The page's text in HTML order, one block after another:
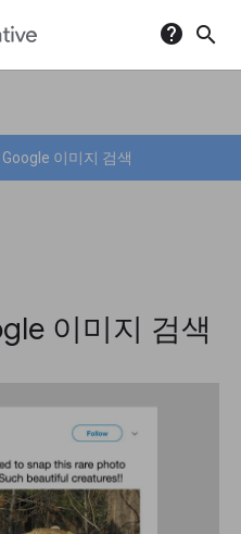
help search
이미지 검색
이미지 검색